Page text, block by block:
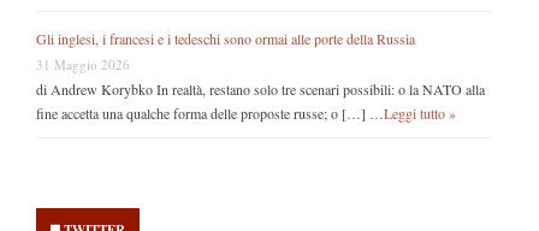
Gli inglesi, i francesi e i tedeschi sono ormai alle porte della Russia
31 Maggio 2026
di Andrew Korybko In realtà, restano solo tre scenari possibili: o la NATO alla
fine accetta una qualche forma delle proposte russe; o […] … Leggi tutto »